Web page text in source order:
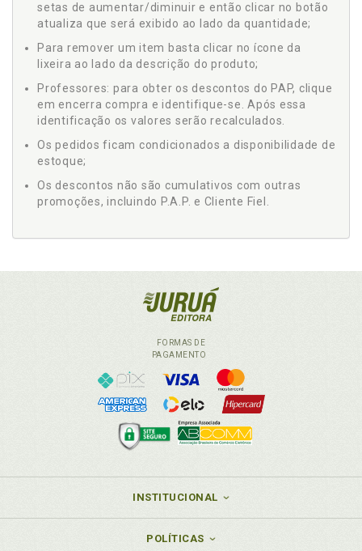
setas de aumentar/diminuir e então clicar no botão
atualiza que será exibido ao lado da quantidade;
Para remover um item basta clicar no ícone da
lixeira ao lado da descrição do produto;
Professores: para obter os descontos do PAP, clique
em encerra compra e identifique-se. Após essa
identificação os valores serão recalculados.
Os pedidos ficam condicionados a disponibilidade de
estoque;
Os descontos não são cumulativos com outras
promoções, incluindo P.A.P. e Cliente Fiel.
FORMAS DE
PAGAMENTO
INSTITUCIONAL
POLÍTICAS